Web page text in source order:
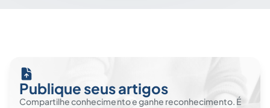
Publique seus artigos
Compartilhe conhecimento e ganhe reconhecimento. É